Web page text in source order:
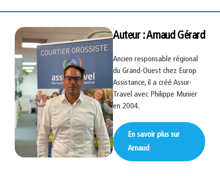
Auteur : Arnaud Gérard
Ancien responsable régional
du Grand-Ouest chez Europ
Assistance, il a créé Assur-
Travel avec Philippe Munier
en 2004.
En savoir plus sur
Arnaud